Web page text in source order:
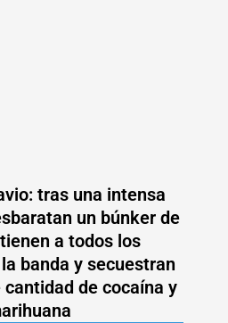
tras una intensa
un búnker de
a todos los
banda y secuestran
de cocaína y